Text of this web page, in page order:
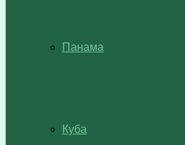
Панама
Куба